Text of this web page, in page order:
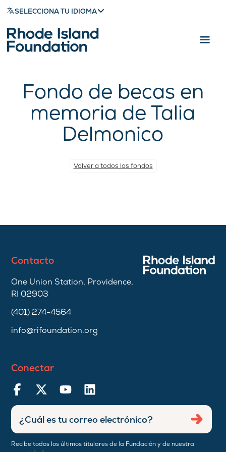
SELECCIONA TU IDIOMA
Fondo de becas en
memoria de Talia
Delmonico
Volver a todos los fondos
Contacto
One Union Station, Providence,
RI 02903
(401) 274-4564
info@rifoundation.org
Conectar
Recibe todos los últimos titulares de la Fundación y de nuestra
Ingresar
dirección
de
correo
Enviar